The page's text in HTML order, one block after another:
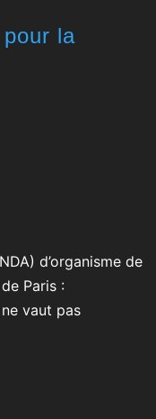
la
d’organisme de
Paris :
vaut pas